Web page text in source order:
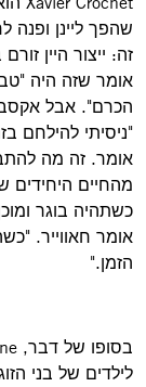
שהפך ליינן ופנה
זה: ייצור היין
אומר שזה היה
הכרם". אבל
"ניסיתי להילחם
אומר. זה מה
מהחיים היחידים
כשתהיה בוגר
אומר חאווייר.
הזמן."